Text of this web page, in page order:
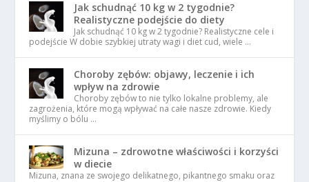
Jak schudnąć 10 kg w 2 tygodnie?
Realistyczne podejście do diety
Jak schudnąć 10 kg w 2 tygodnie? Realistyczne cele i
podejście W dobie szybkiej utraty wagi i diet cud, wiele …
Choroby zębów: objawy, leczenie i ich
wpływ na zdrowie
Choroby zębów to nie tylko lokalne problemy, ale
zagrożenia, które mogą wpływać na całe nasze zdrowie. Kiedy
myślimy o bólu …
Mizuna – zdrowotne właściwości i korzyści
w diecie
Mizuna, znana ze swojego delikatnego, pikantnego smaku oraz